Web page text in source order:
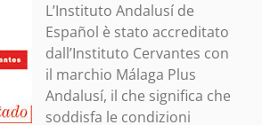
L’Instituto Andalusí de
Español è stato accreditato
dall’Instituto Cervantes con
il marchio Málaga Plus
Andalusí, il che significa che
soddisfa le condizioni